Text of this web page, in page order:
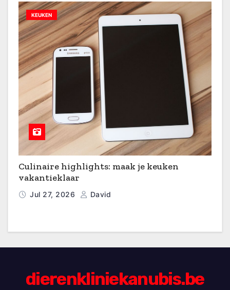
KEUKEN
Culinaire highlights: maak je keuken
vakantieklaar
Jul 27, 2026 David
dierenkliniekanubis.be